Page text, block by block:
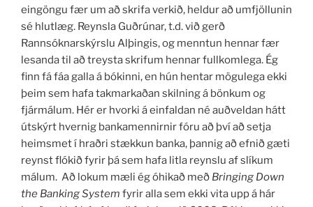
eingöngu fær um að skrifa verkið, heldur að umfjöllunin
sé hlutlæg. Reynsla Guðrúnar, t.d. við gerð
Rannsóknarskýrslu Alþingis, og menntun hennar fær
lesanda til að treysta skrifum hennar fullkomlega. Ég
finn fá fáa galla á bókinni, en hún hentar mögulega ekki
þeim sem hafa takmarkaðan skilning á bönkum og
fjármálum. Hér er hvorki á einfaldan né auðveldan hátt
útskýrt hvernig bankamennirnir fóru að því að setja
heimsmet í hraðri stækkun banka, þannig að efnið gæti
reynst flókið fyrir þá sem hafa litla reynslu af slíkum
málum. Að lokum mæli ég óhikað með Bringing Down
the Banking System fyrir alla sem ekki vita upp á hár